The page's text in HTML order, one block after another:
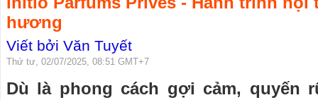
hương
Viết bởi Văn Tuyết
Thứ tư, 02/07/2025, 08:51 GMT+7
Dù là phong cách gợi cảm, quyến